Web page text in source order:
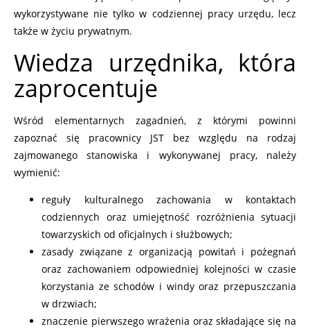
wykorzystywane nie tylko w codziennej pracy urzędu, lecz
także w życiu prywatnym.
Wiedza urzędnika, która
zaprocentuje
Wśród elementarnych zagadnień, z którymi powinni
zapoznać się pracownicy JST bez względu na rodzaj
zajmowanego stanowiska i wykonywanej pracy, należy
wymienić:
reguły kulturalnego zachowania w kontaktach
codziennych oraz umiejętność rozróżnienia sytuacji
towarzyskich od oficjalnych i służbowych;
zasady związane z organizacją powitań i pożegnań
oraz zachowaniem odpowiedniej kolejności w czasie
korzystania ze schodów i windy oraz przepuszczania
w drzwiach;
znaczenie pierwszego wrażenia oraz składające się na